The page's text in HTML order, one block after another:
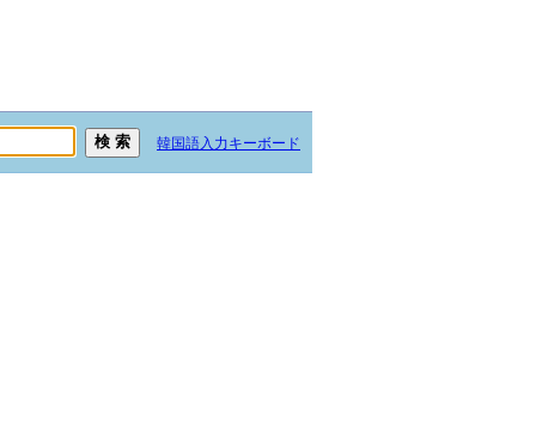
韓国語入力キーボード